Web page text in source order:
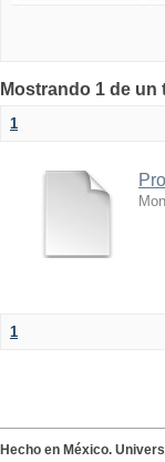
Mostrando 1 de
1
1
Hecho en México.